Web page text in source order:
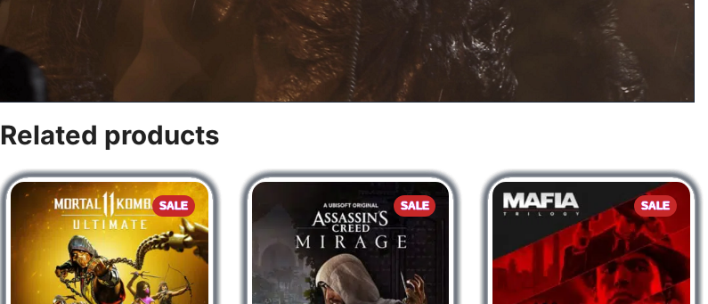
Related products
SALE
SALE
SALE